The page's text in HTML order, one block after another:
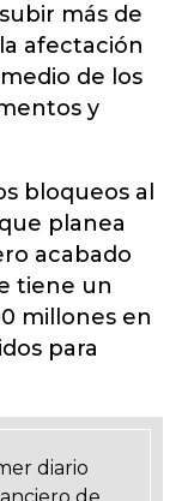
más de
afectación
de los
y
bloqueos al
planea
acabado
tiene un
millones en
para
diario